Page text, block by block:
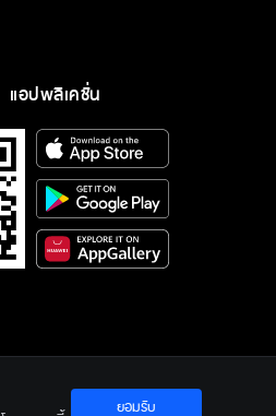
แอปพลิเคชั่น
ยอมรับ